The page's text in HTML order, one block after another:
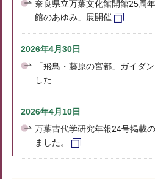
奈良県立万葉文化館開館25周
館のあゆみ」展開催
2026年4月30日
「飛鳥・藤原の宮都」ガイダ
した
2026年4月10日
万葉古代学研究年報24号掲載
ました。